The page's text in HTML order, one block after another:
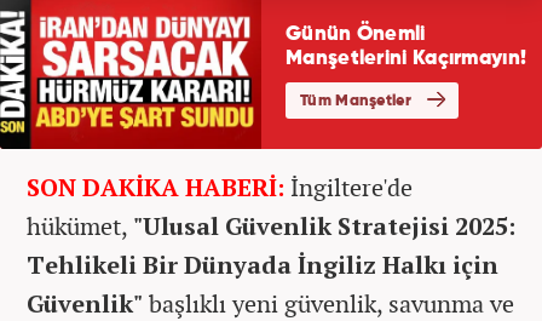
SON DAKİKA HABERİ: İngiltere'de
hükümet, "Ulusal Güvenlik Stratejisi 2025:
Tehlikeli Bir Dünyada İngiliz Halkı için
Güvenlik" başlıklı yeni güvenlik, savunma ve